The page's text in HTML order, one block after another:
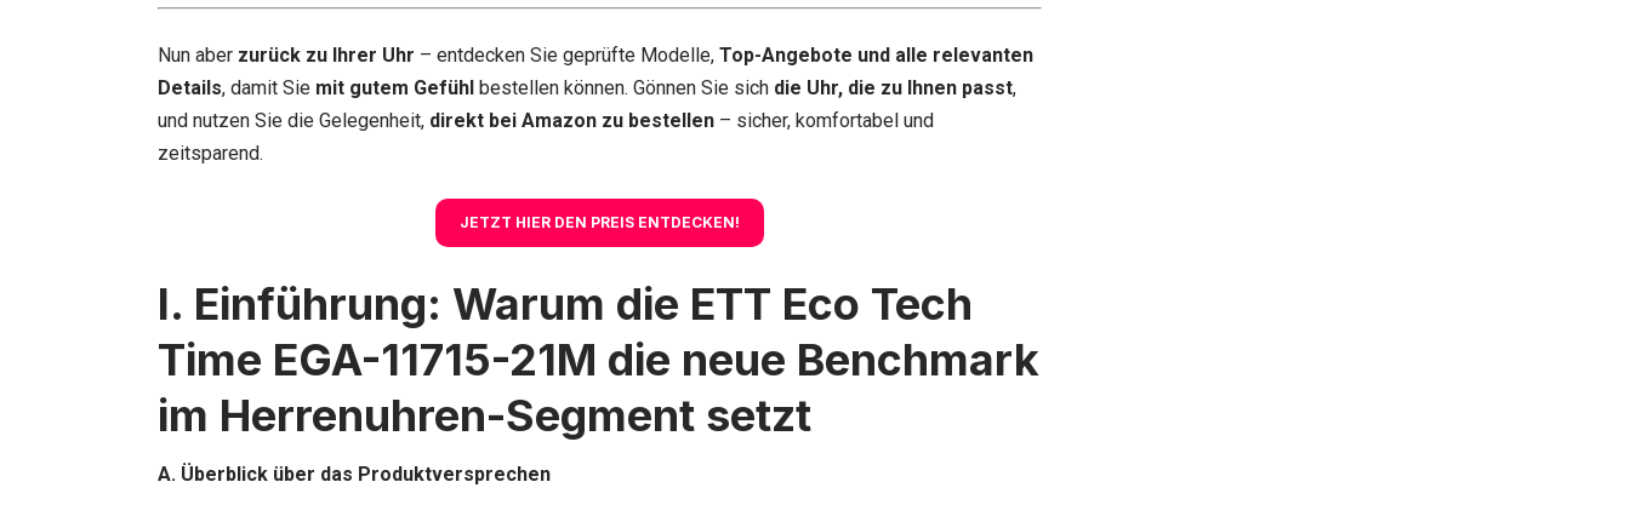
Nun aber zurück zu Ihrer Uhr – entdecken Sie geprüfte Modelle, Top-Angebote und alle relevanten
Details, damit Sie mit gutem Gefühl bestellen können. Gönnen Sie sich die Uhr, die zu Ihnen passt,
und nutzen Sie die Gelegenheit, direkt bei Amazon zu bestellen – sicher, komfortabel und
zeitsparend.
JETZT HIER DEN PREIS ENTDECKEN!
I. Einführung: Warum die ETT Eco Tech
Time EGA-11715-21M die neue Benchmark
im Herrenuhren-Segment setzt
A. Überblick über das Produktversprechen